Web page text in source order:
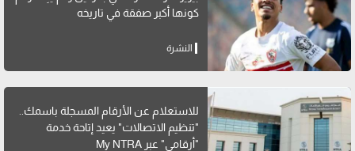
كونها أكبر صفقة في تاريخه
النشرة
للاستعلام عن الأرقام المسجلة باسمك..
"تنظيم الاتصالات" يعيد إتاحة خدمة
"أرقامي" عبر My NTRA